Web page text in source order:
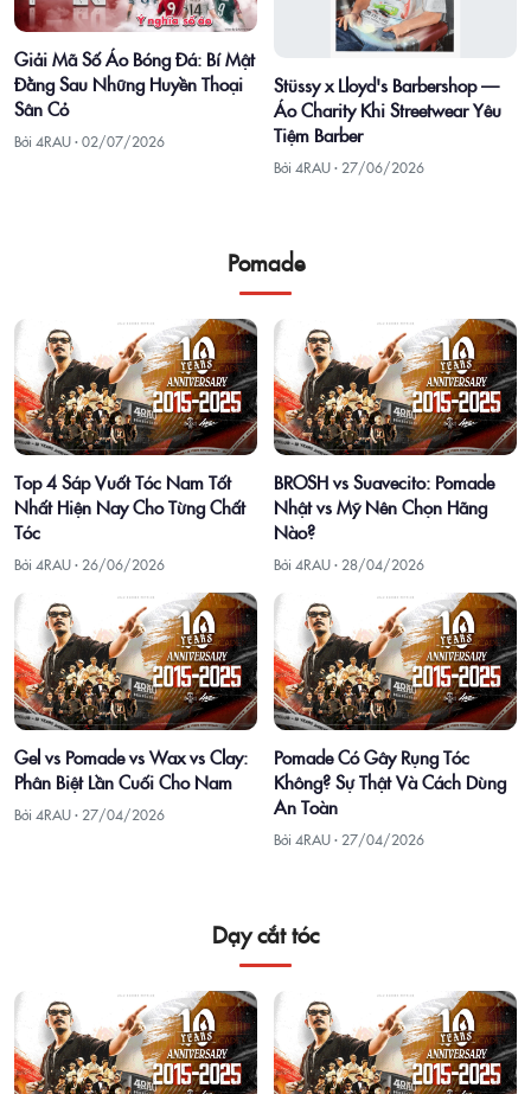
Giải Mã Số Áo Bóng Đá: Bí Mật
Đằng Sau Những Huyền Thoại
Sân Cỏ
Bởi 4RAU ·02/07/2026
Stüssy x Lloyd's Barbershop —
Áo Charity Khi Streetwear Yêu
Tiệm Barber
Bởi 4RAU · 27/06/2026
Pomade
Top 4 Sáp Vuốt Tóc Nam Tốt
Nhất Hiện Nay Cho Từng Chất
Tóc
Bởi 4RAU · 26/06/2026
BROSH vs Suavecito: Pomade
Nhật vs Mỹ Nên Chọn Hãng
Nào?
Bởi 4RAU · 28/04/2026
Gel vs Pomade vs Wax vs Clay:
Phân Biệt Lần Cuối Cho Nam
Bởi 4RAU · 27/04/2026
Pomade Có Gây Rụng Tóc
Không? Sự Thật Và Cách Dùng
An Toàn
Bởi 4RAU · 27/04/2026
Dạy cắt tóc